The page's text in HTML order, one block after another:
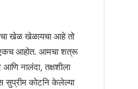
खेळ खेळायचा आहे तो
एकच आहोत. आमचा शत्रू
नालंदा, तक्षशीला
सुप्रीम कोटनि केलेल्या